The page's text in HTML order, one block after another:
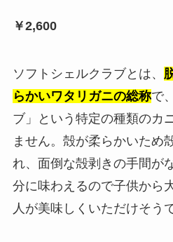
￥2,600
ソフトシェルクラブとは、
らかいワタリガニの総称で
ブ」という特定の種類のカ
ません。殻が柔らかいため
れ、面倒な殻剥きの手間が
分に味わえるので子供から
人が美味しくいただけそう